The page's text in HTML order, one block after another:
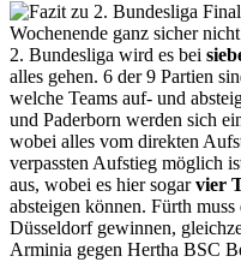
Wochenende ganz sicher
2. Bundesliga wird es bei
alles gehen. 6 der 9 Partien
welche Teams auf- und
und Paderborn werden sich
wobei alles vom direkten
verpassten Aufstieg möglich
aus, wobei es hier sogarvier
absteigen können. Fürth
Düsseldorf gewinnen,
Arminia gegen Hertha BSC